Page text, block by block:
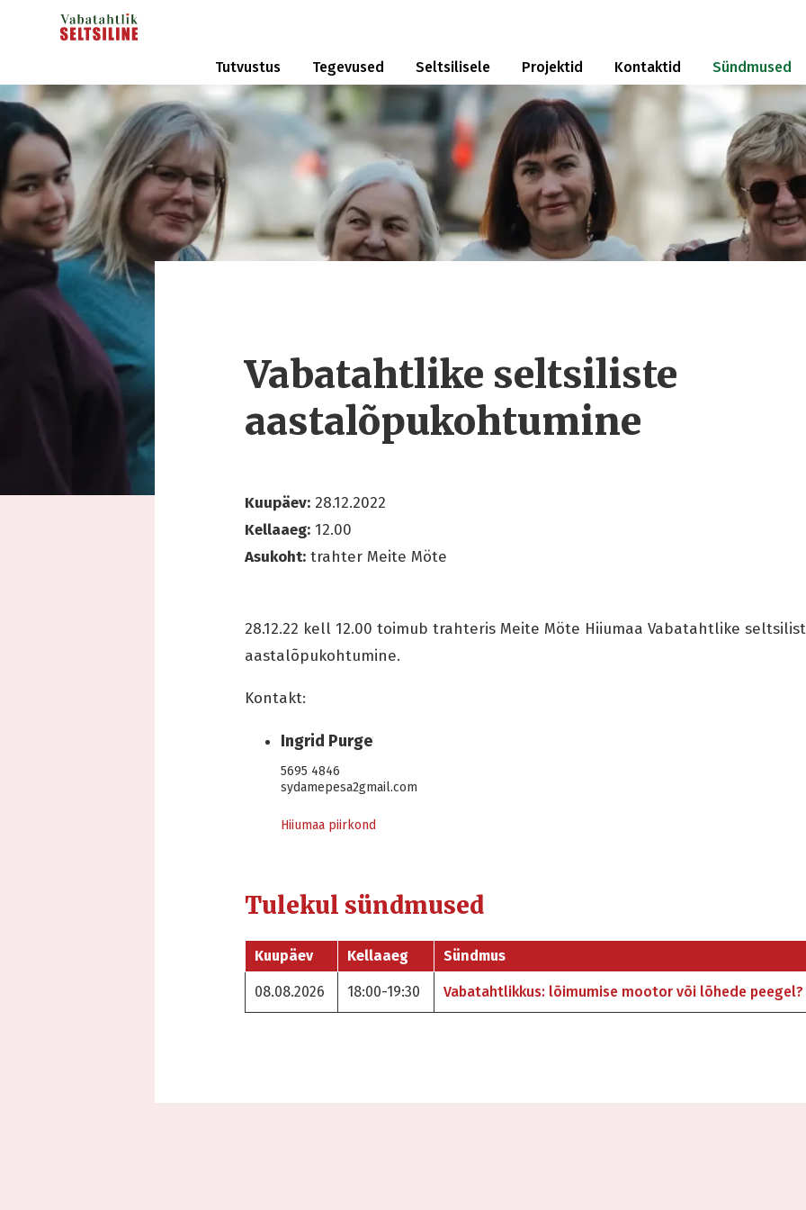
Tutvustus Tegevused Seltsilisele Projektid Kontaktid Sündmused
Vabatahtlike seltsiliste
aastalõpukohtumine
Kuupäev: 28.12.2022
Kellaaeg: 12.00
Asukoht: trahter Meite Möte
28.12.22 kell 12.00 toimub trahteris Meite Möte Hiiumaa Vabatahtlike
aastalõpukohtumine.
Kontakt:
Ingrid Purge
5695 4846
sydamepesa2gmail.com
Hiiumaa piirkond
Tulekul sündmused
Kuupäev Kellaaeg Sündmus
08.08.2026 18:00-19:30 Vabatahtlikkus: lõimumise mootor või lõhede peegel?